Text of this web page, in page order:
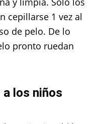
cepillarse 1 vez al
de pelo. De lo
pronto ruedan
a los niños